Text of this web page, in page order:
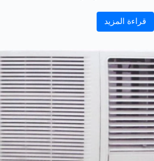
قراءة المزيد